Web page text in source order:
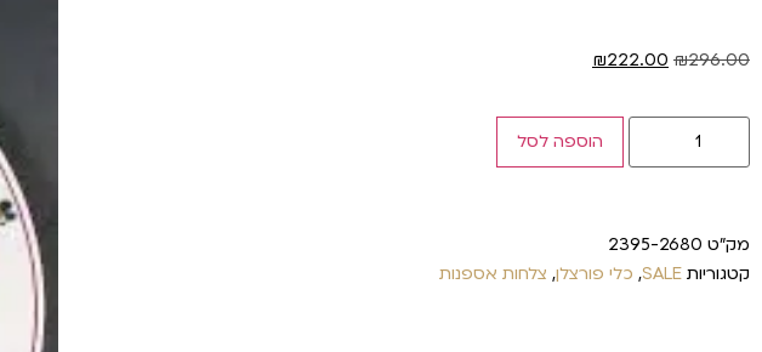
₪296.00
₪222.00
הוספה לסל
מק"ט 2395-2680
קטגוריות SALE
, כלי פורצלן, צלחות אספנות